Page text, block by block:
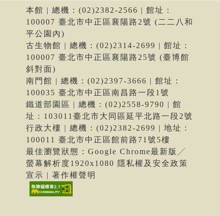
本館 | 總機：(02)2382-2566 | 館址：
100007 臺北市中正區襄陽路2號 (二二八和
平公園內)
古生物館 | 總機：(02)2314-2699 | 館址：
100007 臺北市中正區襄陽路25號 (臺博館
斜對面)
南門館 | 總機：(02)2397-3666 | 館址：
100035 臺北市中正區南昌路一段1號
鐵道部園區 | 總機：(02)2558-9790 | 館
址：103011臺北市大同區延平北路一段2號
行政大樓 | 總機：(02)2382-2699 | 地址：
100011 臺北市中正區館前路71號5樓
最佳瀏覽狀態：Google Chrome最新版╱
螢幕解析度1920x1080 隱私權及安全政策
宣示 | 著作權聲明